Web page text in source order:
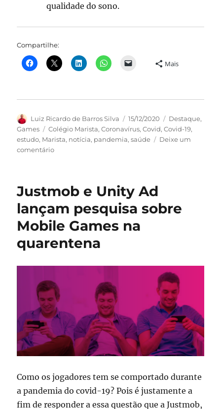
qualidade do sono.
Compartilhe:
Mais
Autor
Luiz Ricardo de Barros Silva
Publicado
em
15/12/2020 Categorias
Destaque,
Games
Tags
Colégio Marista,Coronavírus,Covid,Covid-19,
estudo, Marista, notícia, pandemia,saúde
Deixe um
comentárioem
Marista
para
os
efeitos
negativos
do
videogame
o
corpo
Justmob e Unity Ad
lançam pesquisa sobre
Mobile Games na
quarentena
Como os jogadores tem se comportado durante
a pandemia do covid-19? Pois é justamente a
fim de responder a essa questão que a Justmob,